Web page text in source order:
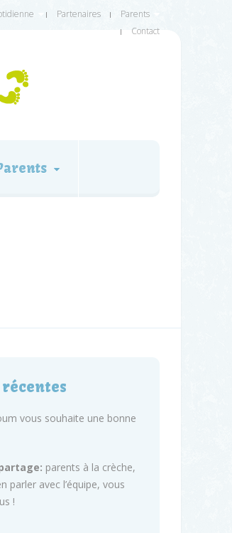
Partenaires
Parents
Contact
vous souhaite une bonne
parents à la crèche,
parler avec l’équipe, vous
!